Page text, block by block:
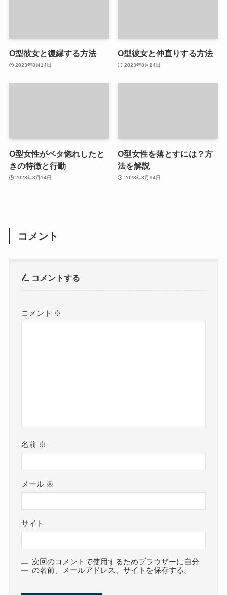
O型彼女と復縁する方法
2023年8月14日
O型彼女と仲直りする方法
2023年8月14日
O型女性がベタ惚れしたと
きの特徴と行動
2023年8月14日
O型女性を落とすには？方
法を解説
2023年8月14日
コメント
コメントする
コメント ※
名前 ※
メール ※
サイト
次回のコメントで使用するためブラウザーに自分
の名前、メールアドレス、サイトを保存する。